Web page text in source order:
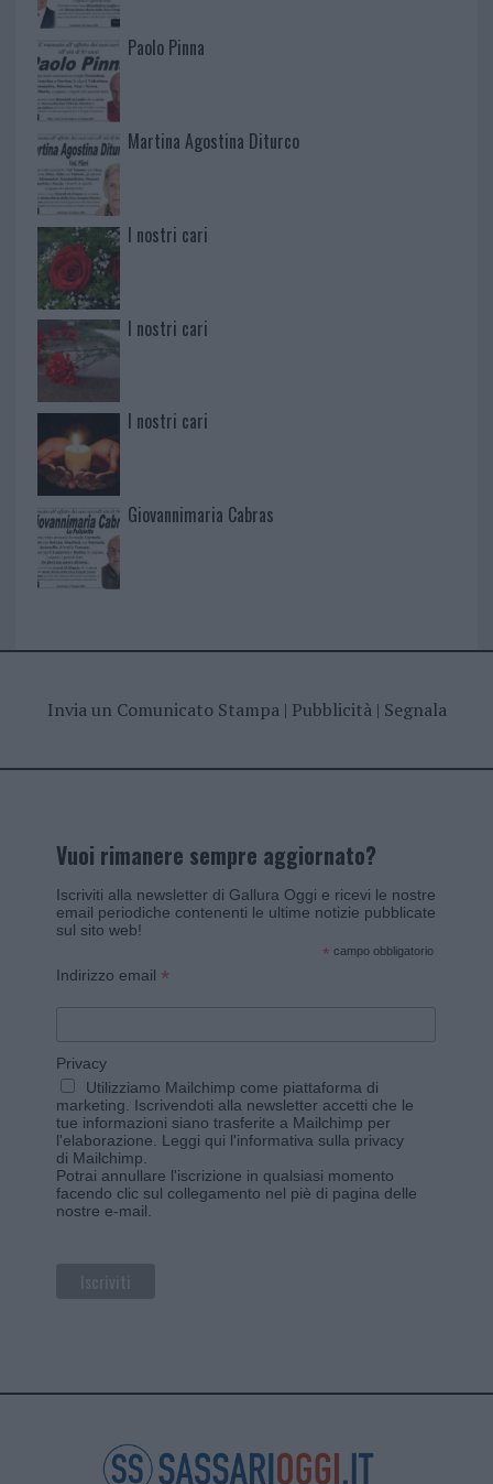
Paolo Pinna
Martina Agostina Diturco
I nostri cari
I nostri cari
I nostri cari
Giovannimaria Cabras
Invia un Comunicato Stampa| Pubblicità| Segnala
Vuoi rimanere sempre aggiornato?
Iscriviti alla newsletter di Gallura Oggi e ricevi le nostre
email periodiche contenenti le ultime notizie pubblicate
sul sito web!
* campo obbligatorio
Indirizzo email *
Privacy
Utilizziamo Mailchimp come piattaforma di
marketing. Iscrivendoti alla newsletter accetti che le
tue informazioni siano trasferite a Mailchimp per
l'elaborazione. Leggi qui l'informativa sulla privacy
di Mailchimp
Potrai annullare l'iscrizione in qualsiasi momento
facendo clic sul collegamento nel piè di pagina delle
nostre e-mail.